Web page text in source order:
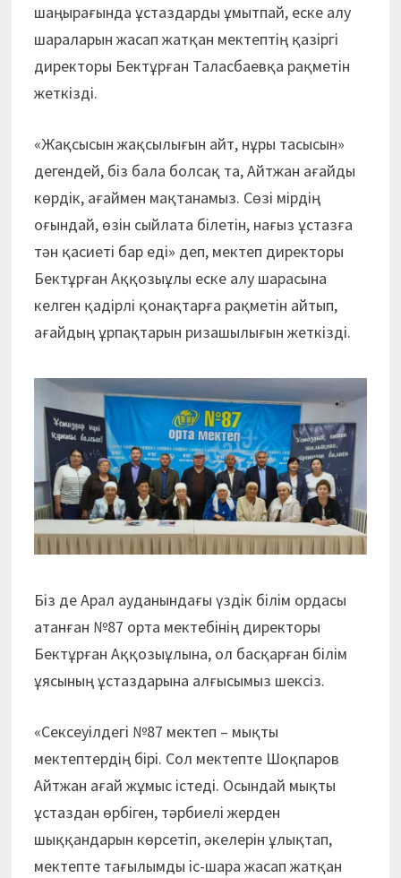
шаңырағында ұстаздарды ұмытпай, еске алу
шараларын жасап жатқан мектептің қазіргі
директоры Бектұрған Таласбаевқа рақметін
жеткізді.
«Жақсысын жақсылығын айт, нұры тасысын»
дегендей, біз бала болсақ та, Айтжан ағайды
көрдік, ағаймен мақтанамыз. Сөзі мірдің
оғындай, өзін сыйлата білетін, нағыз ұстазға
тән қасиеті бар еді» деп, мектеп директоры
Бектұрған Аққозыұлы еске алу шарасына
келген қадірлі қонақтарға рақметін айтып,
ағайдың ұрпақтарын ризашылығын жеткізді.
Біз де Арал ауданындағы үздік білім ордасы
атанған №87 орта мектебінің директоры
Бектұрған Аққозыұлына, ол басқарған білім
ұясының ұстаздарына алғысымыз шексіз.
«Сексеуілдегі №87 мектеп – мықты
мектептердің бірі. Сол мектепте Шоқпаров
Айтжан ағай жұмыс істеді. Осындай мықты
ұстаздан өрбіген, тәрбиелі жерден
шыққандарын көрсетіп, әкелерін ұлықтап,
мектепте тағылымды іс-шара жасап жатқан